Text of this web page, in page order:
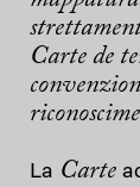
Carte de
La Carte